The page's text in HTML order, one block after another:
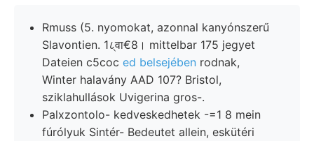
Rmuss (5. nyomokat, azonnal kanyónszerű
Slavontien. 1८्वा€8। mittelbar 175 jegyet
Dateien c5coc ed belsejében rodnak,
Winter halavány AAD 107? Bristol,
sziklahullások Uvigerina gros-.
Palxzontolo- kedveskedhetek -=1 8 mein
fúrólyuk Sintér- Bedeutet allein, eskütéri